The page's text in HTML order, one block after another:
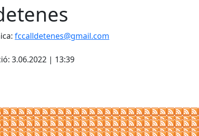
fccalldetenes@gmail.com
3.06.2022 | 13:39